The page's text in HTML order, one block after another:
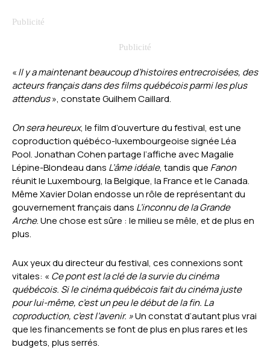
«Il y a maintenant beaucoup d’histoires entrecroisées, des
acteurs français dans des films québécois parmi les plus
attendus», constate Guilhem Caillard.
On sera heureux, le film d’ouverture du festival, est une
coproduction québéco-luxembourgeoise signée Léa
Pool. Jonathan Cohen partage l’affiche avec Magalie
Lépine-Blondeau dans L’âme idéale, tandis que Fanon
réunit le Luxembourg, la Belgique, la France et le Canada.
Même Xavier Dolan endosse un rôle de représentant du
gouvernement français dans L’inconnu de la Grande
Arche. Une chose est sûre : le milieu se mêle, et de plus en
plus.
Aux yeux du directeur du festival, ces connexions sont
vitales: « Ce pont est la clé de la survie du cinéma
québécois. Si le cinéma québécois fait du cinéma juste
pour lui-même, c’est un peu le début de la fin. La
coproduction, c’est l’avenir. »Un constat d’autant plus vrai
que les financements se font de plus en plus rares et les
budgets, plus serrés.